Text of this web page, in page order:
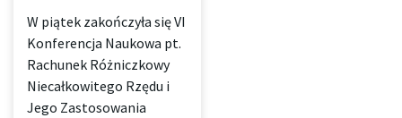
W piątek zakończyła się VI
Konferencja Naukowa pt.
Rachunek Różniczkowy
Niecałkowitego Rzędu i
Jego Zastosowania